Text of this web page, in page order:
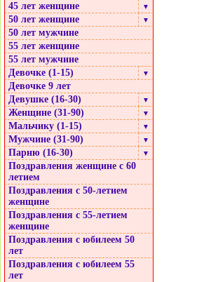
45 лет женщине
▼
50 лет женщине ▼
50 лет мужчине
55 лет женщине
55 лет мужчине
Девочке (1-15)
▼
Девочке 9 лет
Девушке (16-30)
▼
Женщине (31-90) ▼
Мальчику (1-15) ▼
Мужчине (31-90) ▼
Парню (16-30) ▼
Поздравления женщине с 60
летием
Поздравления с 50-летием
женщине
Поздравления с 55-летием
женщине
Поздравления с юбилеем 50
лет
Поздравления с юбилеем 55
лет